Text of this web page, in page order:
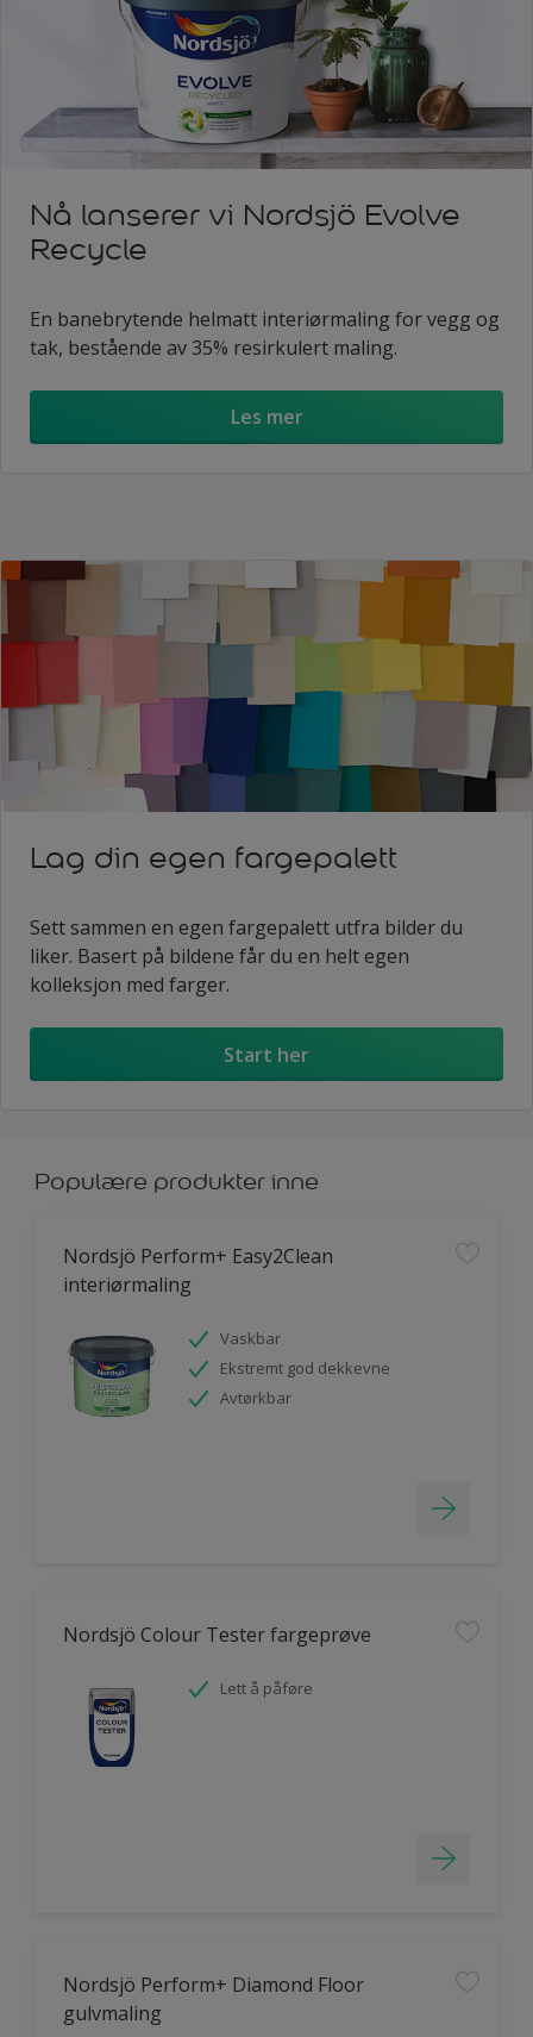
Nå lanserer vi Nordsjö Evolve
Recycle
En banebrytende helmatt interiørmaling for vegg og
tak, bestående av 35% resirkulert maling.
Les mer
Lag din egen fargepalett
Sett sammen en egen fargepalett utfra bilder du
liker. Basert på bildene får du en helt egen
kolleksjon med farger.
Start her
Populære produkter inne
Nordsjö Perform+ Easy2Clean
interiørmaling
Vaskbar
Ekstremt god dekkevne
Avtørkbar
Nordsjö Colour Tester fargeprøve
Lett å påføre
Nordsjö Perform+ Diamond Floor
gulvmaling